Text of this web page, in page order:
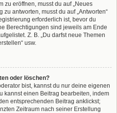
zu eröffnen, musst du auf „Neues
zu antworten, musst du auf „Antworten“
erforderlich ist, bevor du
Berechtigungen sind jeweils am Ende
Z. B. „Du darfst neue Themen
usw.
oder löschen?
bist, kannst du nur deine eigenen
kannst einen Beitrag bearbeiten, indem
entsprechenden Beitrag anklickst;
Zeitraum nach seiner Erstellung